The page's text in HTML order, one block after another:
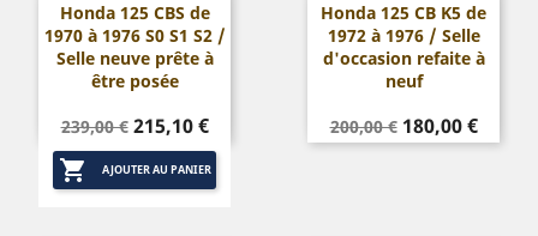
Honda 125 CBS de
1970 à 1976 S0 S1 S2 /
Selle neuve prête à
être posée
Prix
de
base
239,00 € Prix
215,10 €
 AJOUTER AU PANIER
Honda 125 CB K5 de
1972 à 1976 / Selle
d'occasion refaite à
neuf
Prix
de
200,00 € Prix
180,00 €